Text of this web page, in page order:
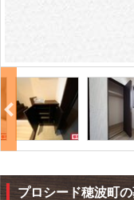
プロシード穂波町